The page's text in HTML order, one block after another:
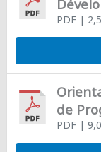
PDF|
de
PDF|